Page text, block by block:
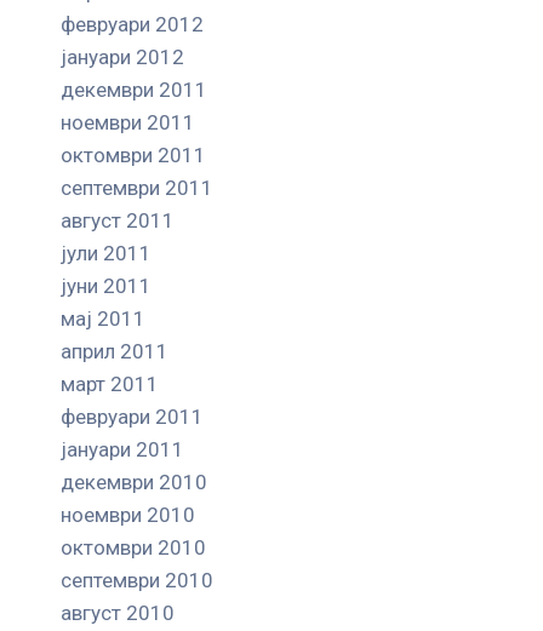
февруари 2012
јануари 2012
декември 2011
ноември 2011
октомври 2011
септември 2011
август 2011
јули 2011
јуни 2011
мај 2011
април 2011
март 2011
февруари 2011
јануари 2011
декември 2010
ноември 2010
октомври 2010
септември 2010
август 2010